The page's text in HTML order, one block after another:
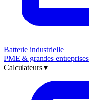
Batterie industrielle
PME & grandes entreprises
Calculateurs ▾